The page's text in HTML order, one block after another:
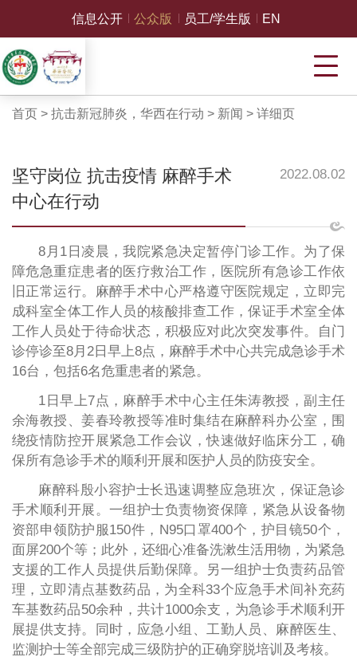
信息公开 公众版 员工/学生版 EN
首页 > 抗击新冠肺炎，华西在行动 > 新闻 > 详细页
坚守岗位 抗击疫情 麻醉手术
中心在行动
2022.08.02
8月1日凌晨，我院紧急决定暂停门诊工作。为了保
障危急重症患者的医疗救治工作，医院所有急诊工作依
旧正常运行。麻醉手术中心严格遵守医院规定，立即完
成科室全体工作人员的核酸排查工作，保证手术室全体
工作人员处于待命状态，积极应对此次突发事件。自门
诊停诊至8月2日早上8点，麻醉手术中心共完成急诊手术
16台，包括6名危重患者的紧急。
1日早上7点，麻醉手术中心主任朱涛教授，副主任
余海教授、姜春玲教授等准时集结在麻醉科办公室，围
绕疫情防控开展紧急工作会议，快速做好临床分工，确
保所有急诊手术的顺利开展和医护人员的防疫安全。
麻醉科殷小容护士长迅速调整应急班次，保证急诊
手术顺利开展。一组护士负责物资保障，紧急从设备物
资部申领防护服150件，N95口罩400个，护目镜50个，
面屏200个等；此外，还细心准备洗漱生活用物，为紧急
支援的工作人员提供后勤保障。另一组护士负责药品管
理，立即清点基数药品，为全科33个应急手术间补充药
车基数药品50余种，共计1000余支，为急诊手术顺利开
展提供支持。同时，应急小组、工勤人员、麻醉医生、
监测护士等全部完成三级防护的正确穿脱培训及考核。